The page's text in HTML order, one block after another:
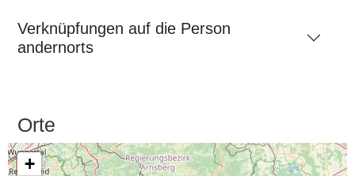
Verknüpfungen auf die Person
andernorts
Orte
+